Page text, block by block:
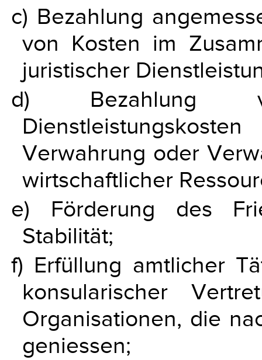
c) Bezahlung
von Kosten im
juristischer
d) Bezahlung
Verwahrung oder
wirtschaftlicher
e) Förderung des
Stabilität;
f) Erfüllung amtlicher
konsularischer
Organisationen, die
geniessen;